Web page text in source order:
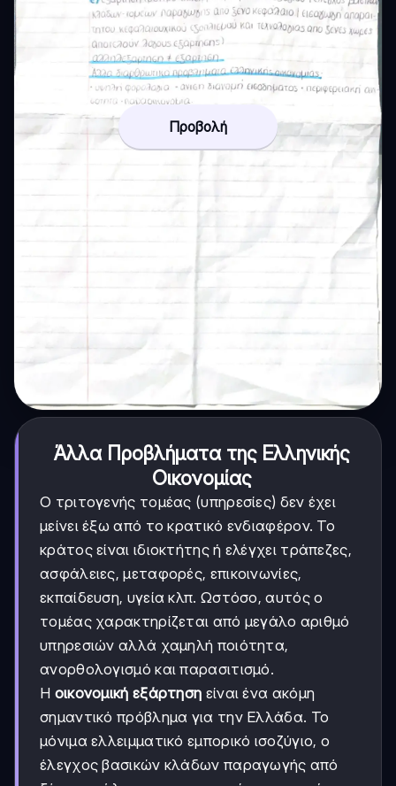
Προβολή
Άλλα Προβλήματα της Ελληνικής
Οικονομίας
Ο τριτογενής τομέας (υπηρεσίες) δεν έχει
μείνει έξω από το κρατικό ενδιαφέρον. Το
κράτος είναι ιδιοκτήτης ή ελέγχει τράπεζες,
ασφάλειες, μεταφορές, επικοινωνίες,
εκπαίδευση, υγεία κλπ. Ωστόσο, αυτός ο
τομέας χαρακτηρίζεται από μεγάλο αριθμό
υπηρεσιών αλλά χαμηλή ποιότητα,
ανορθολογισμό και παρασιτισμό.
Η οικονομική εξάρτηση είναι ένα ακόμη
σημαντικό πρόβλημα για την Ελλάδα. Το
μόνιμα ελλειμματικό εμπορικό ισοζύγιο, ο
έλεγχος βασικών κλάδων παραγωγής από